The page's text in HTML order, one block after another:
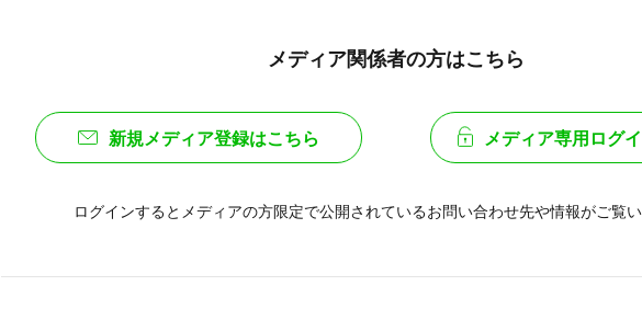
メディア関係者の方はこちら
新規メディア登録はこちら メディア専用ログ
ログインするとメディアの方限定で公開されているお問い合わせ先や情報がご覧